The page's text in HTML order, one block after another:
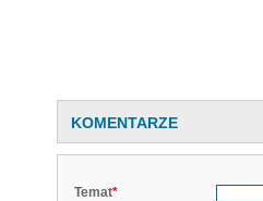
KOMENTARZE
Temat*